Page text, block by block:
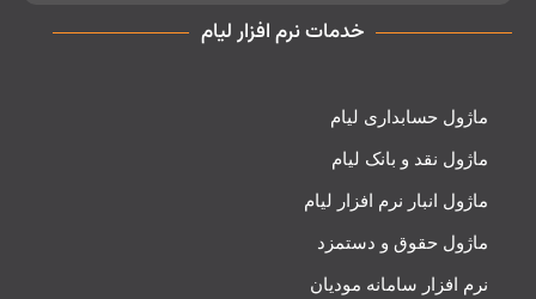
خدمات نرم افزار لیام
ماژول حسابداری لیام
ماژول نقد و بانک لیام
ماژول انبار نرم افزار لیام
ماژول حقوق و دستمزد
نرم افزار سامانه مودیان